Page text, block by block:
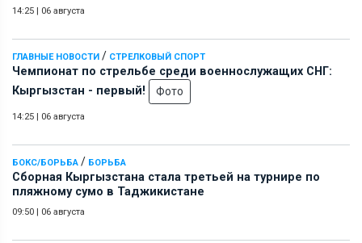
14:25 | 06 августа
ГЛАВНЫЕ НОВОСТИ / СТРЕЛКОВЫЙ СПОРТ
Чемпионат по стрельбе среди военнослужащих СНГ:
Кыргызстан - первый!
Фото
14:25 | 06 августа
БОКС/БОРЬБА / БОРЬБА
Сборная Кыргызстана стала третьей на турнире по
пляжному сумо в Таджикистане
09:50 | 06 августа